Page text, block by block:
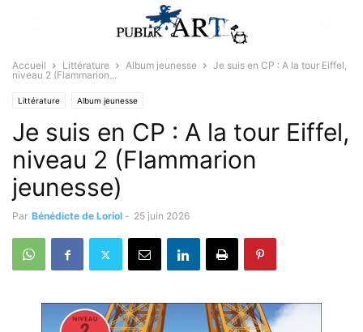
Accueil Littérature Album jeunesse
Je suis en CP : A la tour Eiffel,
niveau 2 (Flammarion...
Littérature Album jeunesse
Je suis en CP : A la tour Eiffel,
niveau 2 (Flammarion
jeunesse)
Par Bénédicte de Loriol - 25 juin 2026